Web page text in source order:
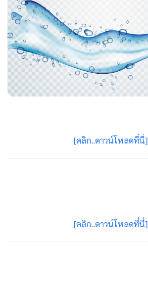
[คลิก..ดาวน์โหลดที่นี่]
[คลิก..ดาวน์โหลดที่นี่]